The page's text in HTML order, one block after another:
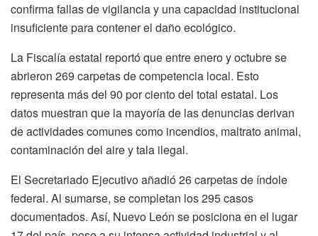
confirma fallas de vigilancia y una capacidad institucional
insuficiente para contener el daño ecológico.
La Fiscalía estatal reportó que entre enero y octubre se
abrieron 269 carpetas de competencia local. Esto
representa más del 90 por ciento del total estatal. Los
datos muestran que la mayoría de las denuncias derivan
de actividades comunes como incendios, maltrato animal,
contaminación del aire y tala ilegal.
El Secretariado Ejecutivo añadió 26 carpetas de índole
federal. Al sumarse, se completan los 295 casos
documentados. Así, Nuevo León se posiciona en el lugar